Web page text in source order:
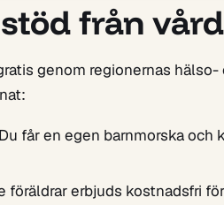
från
genom regionernas hälso-
Du får en egen barnmorska
föräldrar erbjuds kostnadsfri